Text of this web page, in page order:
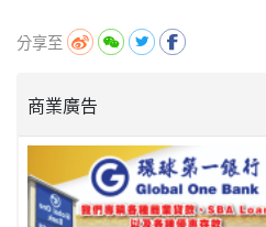
分享至
商業廣告